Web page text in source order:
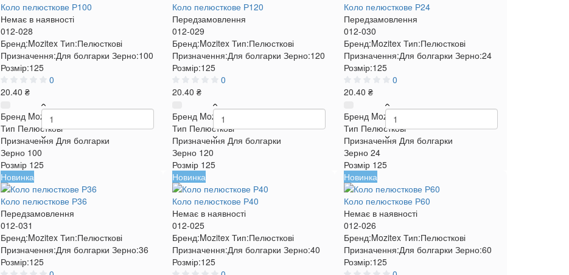
Коло пелюсткове Р100
Немає в наявності
012-028
Бренд:Mozitex Тип:Пелюсткові
Призначення:Для болгарки Зерно:100
Розмір:125
0
20.40 ₴
Бренд Mozitex
Тип Пелюсткові
Призначення Для болгарки
Зерно 100
Розмір 125
Коло пелюсткове Р120
Передзамовлення
012-029
Бренд:Mozitex Тип:Пелюсткові
Призначення:Для болгарки Зерно:120
Розмір:125
0
20.40 ₴
Бренд Mozitex
Тип Пелюсткові
Призначення Для болгарки
Зерно 120
Розмір 125
Коло пелюсткове Р24
Передзамовлення
012-030
Бренд:Mozitex Тип:Пелюсткові
Призначення:Для болгарки Зерно:24
Розмір:125
0
20.40 ₴
Бренд Mozitex
Тип Пелюсткові
Призначення Для болгарки
Зерно 24
Розмір 125
Новинка
Коло пелюсткове Р36
Передзамовлення
012-031
Бренд:Mozitex Тип:Пелюсткові
Призначення:Для болгарки Зерно:36
Розмір:125
Новинка
Коло пелюсткове Р40
Немає в наявності
012-025
Бренд:Mozitex Тип:Пелюсткові
Призначення:Для болгарки Зерно:40
Розмір:125
Новинка
Коло пелюсткове Р60
Немає в наявності
012-026
Бренд:Mozitex Тип:Пелюсткові
Призначення:Для болгарки Зерно:60
Розмір:125